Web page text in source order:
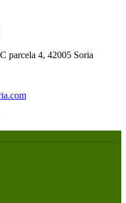
parcela 4, 42005 Soria